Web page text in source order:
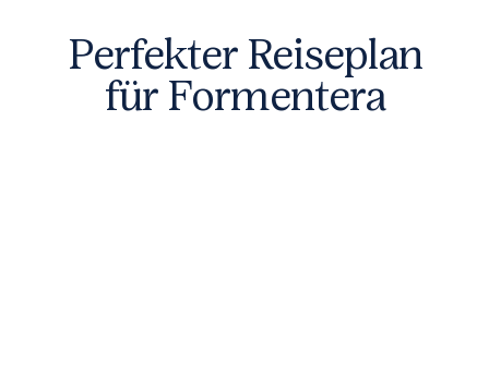
Perfekter Reiseplan
für Formentera